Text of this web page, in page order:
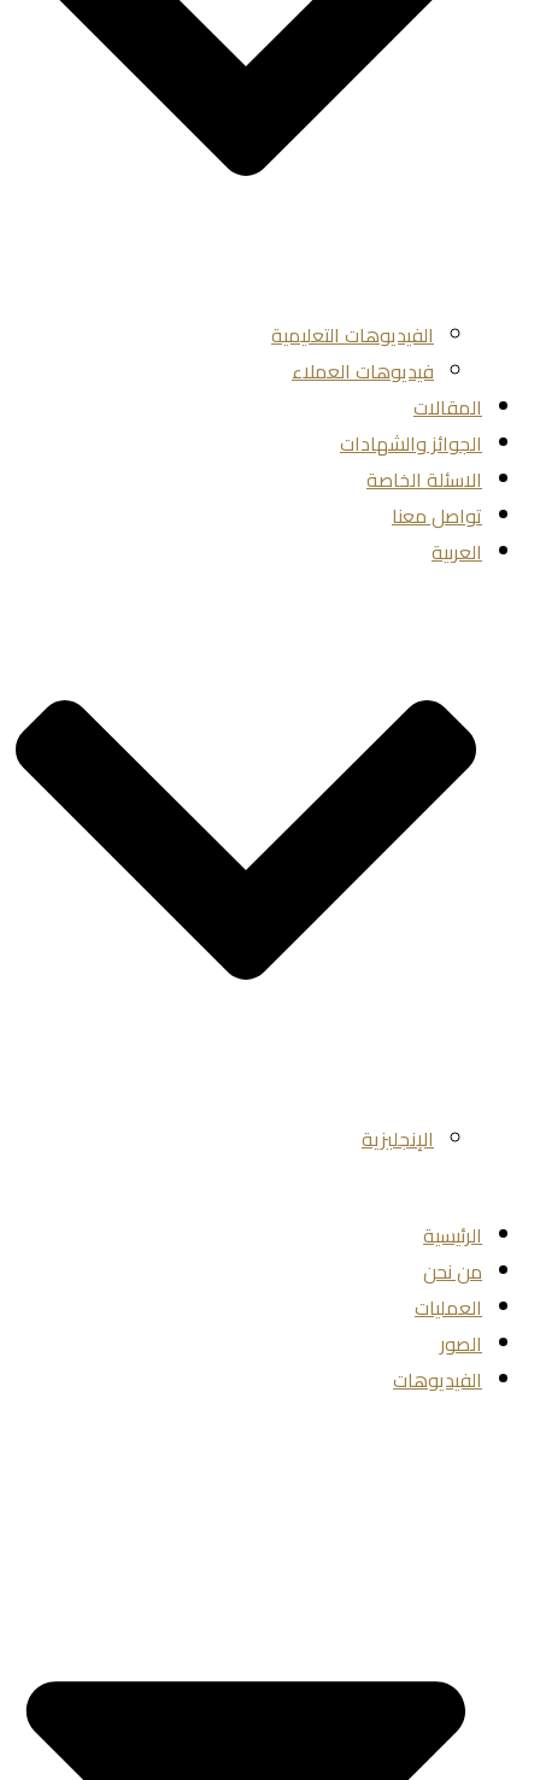
الفيديوهات التعليمية
فيديوهات العملاء
المقالات
الجوائز والشهادات
الاسئلة الخاصة
تواصل معنا
العربية
الإنجليزية
الرئيسية
من نحن
العمليات
الصور
الفيديوهات